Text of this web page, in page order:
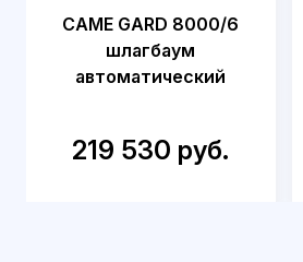
CAME GARD 8000/6
шлагбаум
автоматический
219 530 руб.